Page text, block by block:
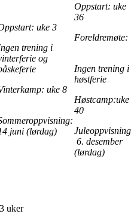
uke 3
trening i
og
uke 8
juni (lørdag)
Oppstart: uke
36
Ingen trening i
høstferie
Høstcamp:uke
40
6. desember
(lørdag)
uker